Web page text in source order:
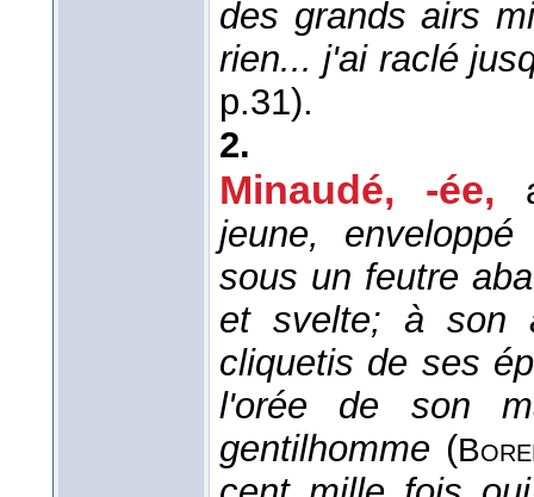
des grands airs
rien... j'ai raclé
p.31).
2.
Minaudé, -ée,
jeune,
sous un feutre
et svelte; à son
cliquetis de ses
l'orée de son
gentilhomme (